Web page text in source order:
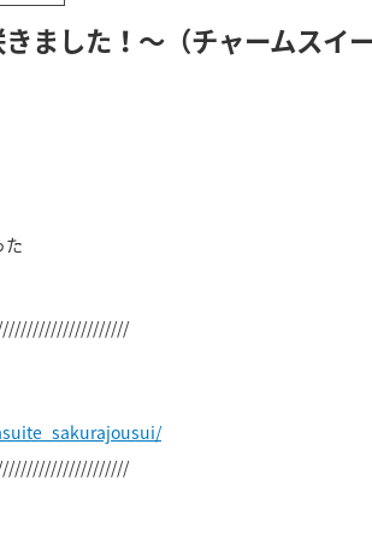
した！～（チャームスイー
た